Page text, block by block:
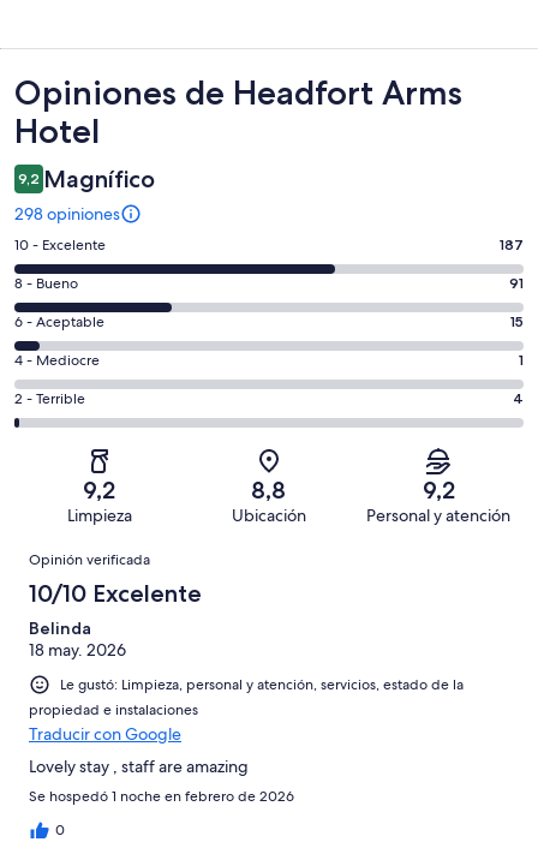
Opiniones
Opiniones de Headfort Arms
Hotel
9,2 Magnífico
298 opiniones
Evaluación:
10
-
Excelente.
187
de
298
opiniones
10 - Excelente 187
Evaluación:
8
-
Bueno.
91
de
opiniones
8 - Bueno 91
Evaluación:
6
-
Aceptable.
15
opiniones
6 - Aceptable 15
Evaluación:
4
-
4 - Mediocre 1
Evaluación:
2
298
2 - Terrible 4
9,2
Limpieza
8,8
Ubicación
9,2
Personal y atención
Opiniones
Opinión verificada
10/10 Excelente
Belinda
18 may. 2026
Le gustó: Limpieza, personal y atención, servicios, estado de la
propiedad e instalaciones
Traducir con Google
Lovely stay , staff are amazing
Se hospedó 1 noche en febrero de 2026
0